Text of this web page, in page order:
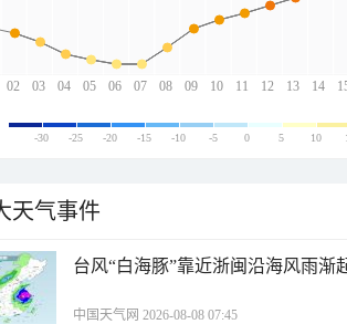
02 03 04 05 06 07 08 09 10 11 12 13 14
-30 -25 -20 -15 -10 -5 0 5 10
天气事件
台风“白海豚”靠近浙闽沿海风雨渐
中国天气网 2026-08-08 07:45